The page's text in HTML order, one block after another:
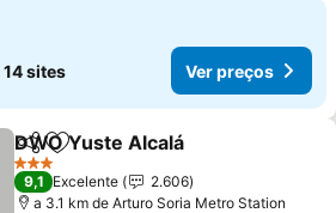
14 sites Ver preços
PartilharAdicionar aos favoritos
DWO Yuste Alcalá
3 Estrelas
9,1 Excelente
2.606
a 3.1 km de Arturo Soria Metro Station